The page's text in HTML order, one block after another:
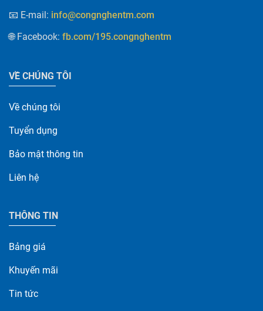
📧 E-mail : info@congnghentm.com
🌐 Facebook: fb.com/195.congnghentm
VỀ CHÚNG TÔI
Về chúng tôi
Tuyển dụng
Bảo mật thông tin
Liên hệ
THÔNG TIN
Bảng giá
Khuyến mãi
Tin tức